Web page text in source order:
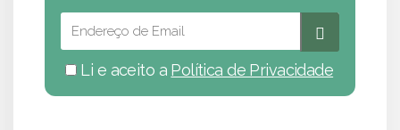
Li e aceito a Política de Privacidade